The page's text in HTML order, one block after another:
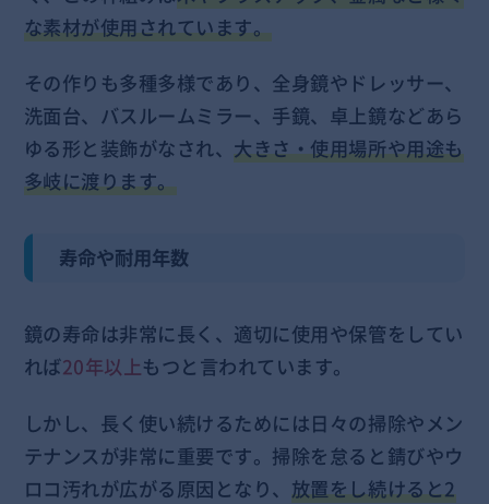
な素材が使用されています。
その作りも多種多様であり、全身鏡やドレッサー、
洗面台、バスルームミラー、手鏡、卓上鏡などあら
ゆる形と装飾がなされ、大きさ・使用場所や用途も
多岐に渡ります。
寿命や耐用年数
鏡の寿命は非常に長く、適切に使用や保管をしてい
れば20年以上もつと言われています。
しかし、長く使い続けるためには日々の掃除やメン
テナンスが非常に重要です。掃除を怠ると錆びやウ
ロコ汚れが広がる原因となり、 放置をし続けると2